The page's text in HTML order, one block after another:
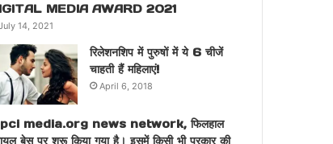
MEDIA AWARD 2021
14, 2021
रिलेशनशिप में पुरुषों में ये 6 चीजें
चाहती हैं महिलाएं!
April 6, 2018
media.org news network, फिलहाल
बेस पर शुरू किया गया है। इसमें किसी भी प्रकार की